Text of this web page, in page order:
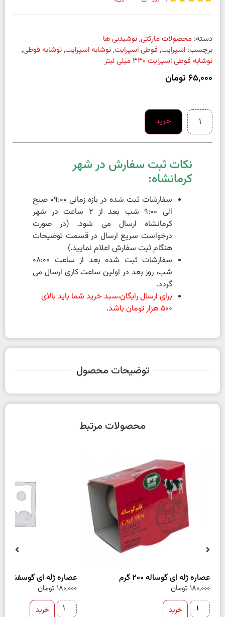
دسته: محصولات مارکتی,نوشیدنی ها
برچسب: اسپرایت, قوطی اسپرایت,نوشابه اسپرایت,نوشابه قوطی,
نوشابه قوطی اسپرایت 330 میلی لیتر
65,000 تومان
خرید
نکات ثبت سفارش در شهر
کرمانشاه:
سفارشات ثبت شده در بازه زمانی 09:00 صبح
الی 9:00 شب بعد از 2 ساعت در شهر
کرمانشاه ارسال می شود. (در صورت
درخواست سریع ارسال در قسمت توضیحات
هنگام ثبت سفارش اعلام نمایید.)
سفارشات ثبت شده بعد از ساعت 08:00
شب، روز بعد در اولین ساعت کاری ارسال می
گردد.
برای ارسال رایگان،سبد خرید شما باید بالای
500 هزار تومان باشد.
توضیحات محصول
محصولات مرتبط
عصاره ژله ای گوساله 200 گرم
180,000 تومان
خرید
عصاره ژله ای گوسفند 200 گرم
180,000 تومان
خرید